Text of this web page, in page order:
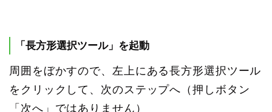
「長方形選択ツール」を起動
周囲をぼかすので、左上にある長方形選択ツール
をクリックして、次のステップへ（押しボタン
「次へ」ではありません）